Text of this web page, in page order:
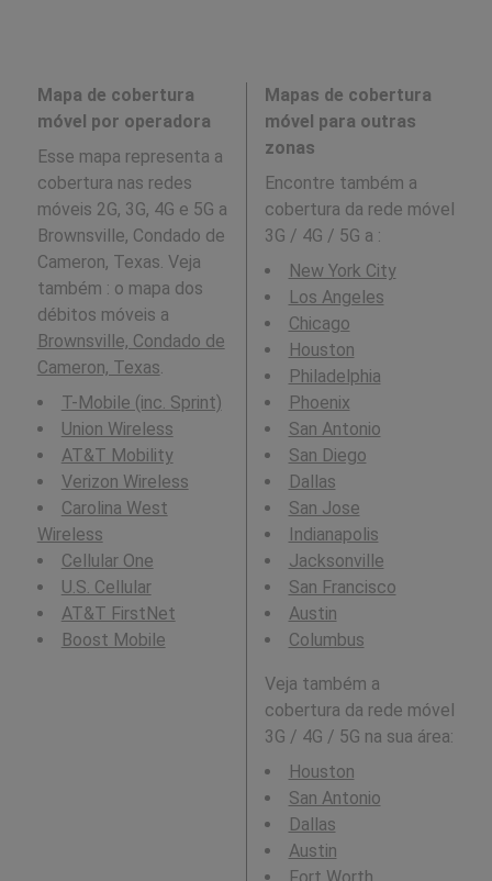
Mapa de cobertura
móvel por operadora
Esse mapa representa a
cobertura nas redes
móveis 2G, 3G, 4G e 5G a
Brownsville, Condado de
Cameron, Texas. Veja
também : o mapa dos
débitos móveis a
Brownsville, Condado de
Cameron, Texas.
T-Mobile (inc. Sprint)
Union Wireless
AT&T Mobility
Verizon Wireless
Carolina West
Wireless
Cellular One
U.S. Cellular
AT&T FirstNet
Boost Mobile
Mapas de cobertura
móvel para outras
zonas
Encontre também a
cobertura da rede móvel
3G / 4G / 5G a :
New York City
Los Angeles
Chicago
Houston
Philadelphia
Phoenix
San Antonio
San Diego
Dallas
San Jose
Indianapolis
Jacksonville
San Francisco
Austin
Columbus
Veja também a
cobertura da rede móvel
3G / 4G / 5G na sua área:
Houston
San Antonio
Dallas
Austin